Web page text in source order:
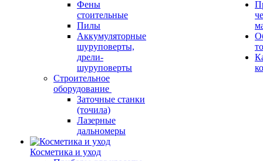
Фены
стоительные
Пилы
Аккумуляторные
шуруповерты,
дрели-
шуруповерты
Строительное
оборудование
Заточные станки
(точила)
Лазерные
дальномеры
Косметика и уход